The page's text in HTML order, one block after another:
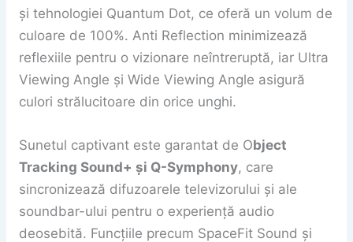
și tehnologiei Quantum Dot, ce oferă un volum de
culoare de 100%. Anti Reflection minimizează
reflexiile pentru o vizionare neîntreruptă, iar Ultra
Viewing Angle și Wide Viewing Angle asigură
culori strălucitoare din orice unghi.
Sunetul captivant este garantat de Object
Tracking Sound+ și Q-Symphony, care
sincronizează difuzoarele televizorului și ale
soundbar-ului pentru o experiență audio
deosebită. Funcțiile precum SpaceFit Sound și